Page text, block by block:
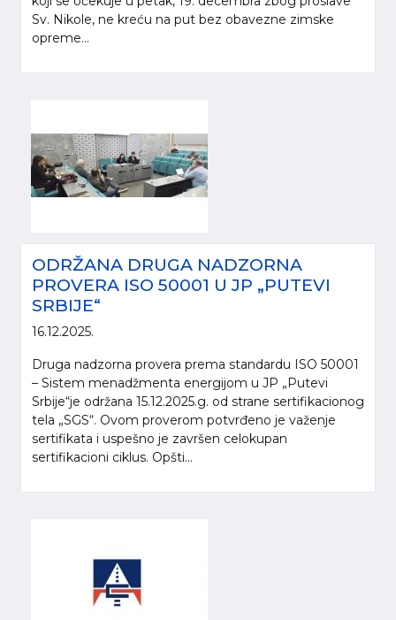
Sv. Nikole, ne kreću na put bez obavezne zimske
opreme...
ODRŽANA DRUGA NADZORNA
PROVERA ISO 50001 U JP „PUTEVI
SRBIJE“
16.12.2025.
Druga nadzorna provera prema standardu ISO 50001
– Sistem menadžmenta energijom u JP „Putevi
Srbije“je održana 15.12.2025.g. od strane sertifikacionog
tela „SGS“. Ovom proverom potvrđeno je važenje
sertifikata i uspešno je završen celokupan
sertifikacioni ciklus. Opšti...